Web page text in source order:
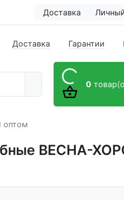
Доставка
Доставка Гарантии
0
оптом
ВЕСНА-